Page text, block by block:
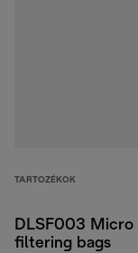
TARTOZÉKOK
DLSF003 Micro
filtering bags